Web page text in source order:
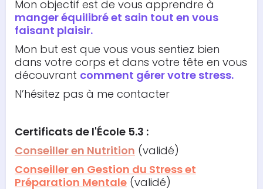
Mon objectif est de vous apprendre à
manger équilibré et sain tout en vous
faisant plaisir.
Mon but est que vous vous sentiez bien
dans votre corps et dans votre tête en vous
découvrant comment gérer votre stress.
N’hésitez pas à me contacter
Certificats de l'École 5.3 :
Conseiller en Nutrition (validé)
Conseiller en Gestion du Stress et
Préparation Mentale (validé)